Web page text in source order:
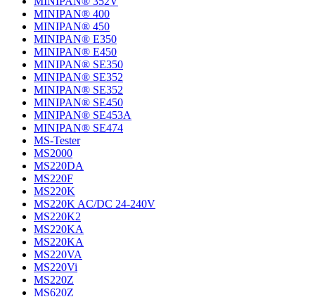
MINIPAN® 400
MINIPAN® 450
MINIPAN® E350
MINIPAN® E450
MINIPAN® SE350
MINIPAN® SE352
MINIPAN® SE352
MINIPAN® SE450
MINIPAN® SE453A
MINIPAN® SE474
MS-Tester
MS2000
MS220DA
MS220F
MS220K
MS220K AC/DC 24-240V
MS220K2
MS220KA
MS220KA
MS220VA
MS220Vi
MS220Z
MS620Z